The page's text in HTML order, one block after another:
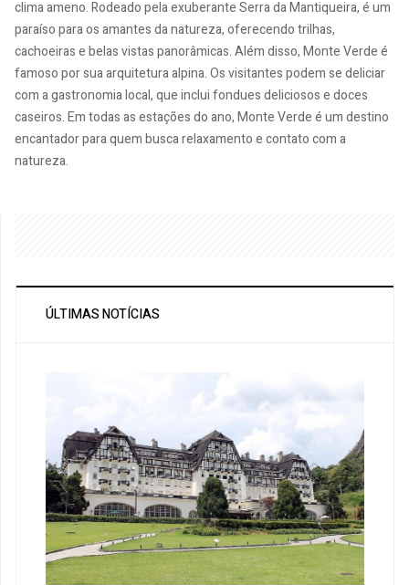
clima ameno. Rodeado pela exuberante Serra da Mantiqueira, é um
paraíso para os amantes da natureza, oferecendo trilhas,
cachoeiras e belas vistas panorâmicas. Além disso, Monte Verde é
famoso por sua arquitetura alpina. Os visitantes podem se deliciar
com a gastronomia local, que inclui fondues deliciosos e doces
caseiros. Em todas as estações do ano, Monte Verde é um destino
encantador para quem busca relaxamento e contato com a
natureza.
ÚLTIMAS NOTÍCIAS